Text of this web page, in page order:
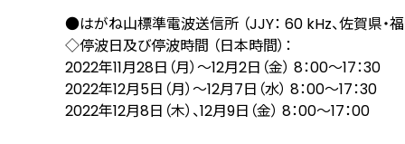
●はがね山標準電波送信所 （JJY： 60 kHz、佐賀県・福
◇停波日及び停波時間 （日本時間）：
2022年11月28日（月）～12月2日（金） 8：00～17：30
2022年12月5日（月）～12月7日（水） 8：00～17：30
2022年12月8日（木）、12月9日（金） 8：00～17：00